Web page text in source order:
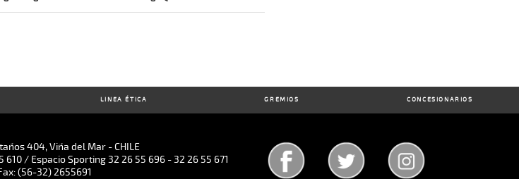
LINEA ÉTICA GREMIOS CONCESIONARIOS
404, Viña del Mar - CHILE
/ Espacio Sporting 32 26 55 696 - 32 26 55 671
(56-32) 2655691